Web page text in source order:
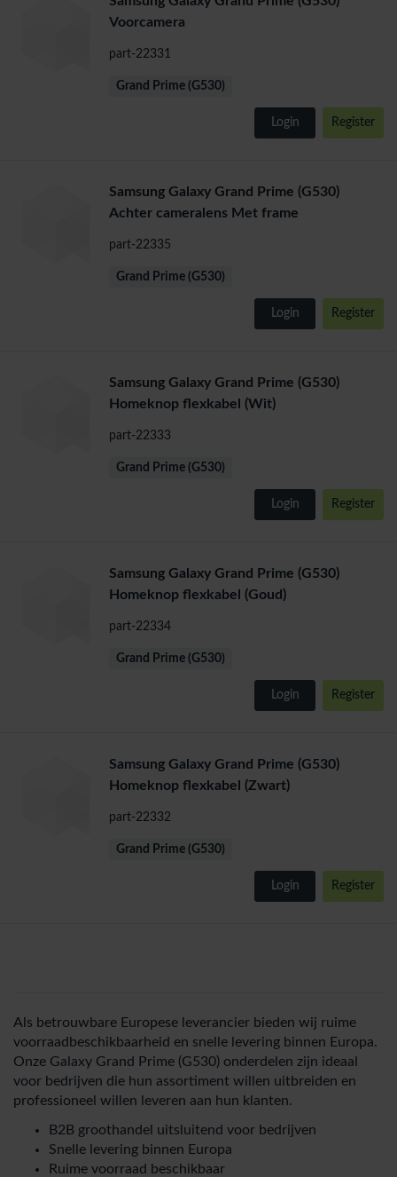
Voorcamera
part-22331
Grand Prime (G530)
Login Register
Samsung Galaxy Grand Prime (G530)
Achter cameralens Met frame
part-22335
Grand Prime (G530)
Login Register
Samsung Galaxy Grand Prime (G530)
Homeknop flexkabel (Wit)
part-22333
Grand Prime (G530)
Login Register
Samsung Galaxy Grand Prime (G530)
Homeknop flexkabel (Goud)
part-22334
Grand Prime (G530)
Login Register
Samsung Galaxy Grand Prime (G530)
Homeknop flexkabel (Zwart)
part-22332
Grand Prime (G530)
Login Register
Als betrouwbare Europese leverancier bieden wij ruime
voorraadbeschikbaarheid en snelle levering binnen Europa.
Onze Galaxy Grand Prime (G530) onderdelen zijn ideaal
voor bedrijven die hun assortiment willen uitbreiden en
professioneel willen leveren aan hun klanten.
B2B groothandel uitsluitend voor bedrijven
Snelle levering binnen Europa
Ruime voorraad beschikbaar